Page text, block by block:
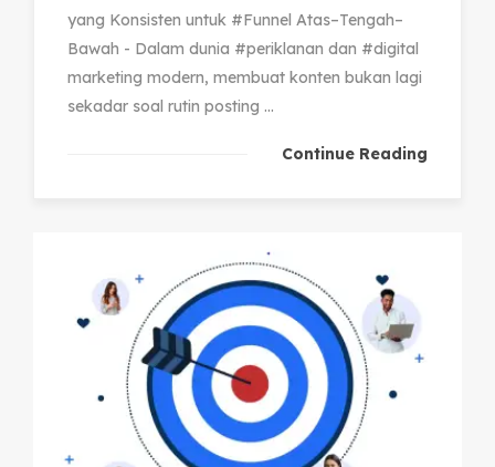
yang Konsisten untuk #Funnel Atas–Tengah–
Bawah - Dalam dunia #periklanan dan #digital
marketing modern, membuat konten bukan lagi
sekadar soal rutin posting ...
Continue Reading